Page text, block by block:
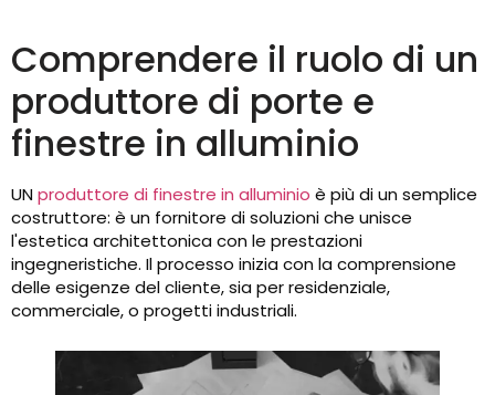
Comprendere il ruolo di un
produttore di porte e
finestre in alluminio
UN produttore di finestre in alluminio è più di un semplice
costruttore: è un fornitore di soluzioni che unisce
l'estetica architettonica con le prestazioni
ingegneristiche. Il processo inizia con la comprensione
delle esigenze del cliente, sia per residenziale,
commerciale, o progetti industriali.